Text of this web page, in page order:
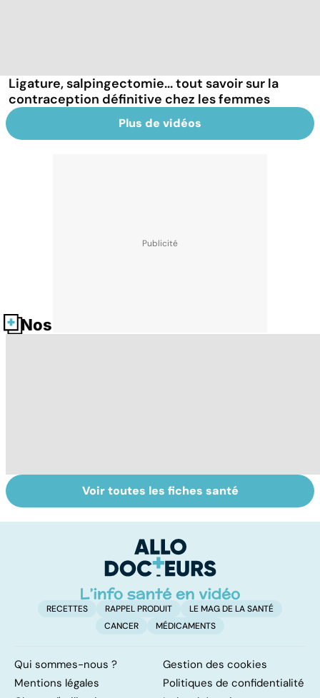
Ligature, salpingectomie... tout savoir sur la
contraception définitive chez les femmes
Plus de vidéos
Nos fiches santé
Gynéco : un suivi
pour la vie
Faire du sport à
domicile, c'est
Voir toutes les fiches santé
RECETTES RAPPEL PRODUIT
LE MAG DE LA SANTÉ
CANCER
MÉDICAMENTS
Qui sommes-nous ?
Gestion des cookies
Mentions légales
Politiques de confidentialité